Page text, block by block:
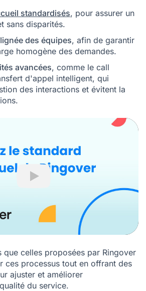
standardisés, pour assurer un
sans disparités.
des équipes, afin de garantir
homogène des demandes.
avancées, comme le call
d'appel intelligent, qui
des interactions et évitent la
Play
que celles proposées par Ringover
ces processus tout en offrant des
ajuster et améliorer
du service.